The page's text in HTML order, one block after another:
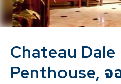
Chateau
Penthouse, จ